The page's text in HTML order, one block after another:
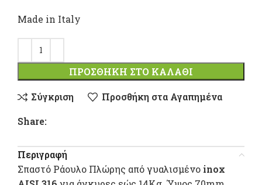
Made in Italy
ΠΡΟΣΘΉΚΗ ΣΤΟ ΚΑΛΆΘΙ
Σύγκριση
Προσθήκη στα Αγαπημένα
Share:
Περιγραφή
Σπαστό Ράουλο Πλώρης από γυαλισμένο inox